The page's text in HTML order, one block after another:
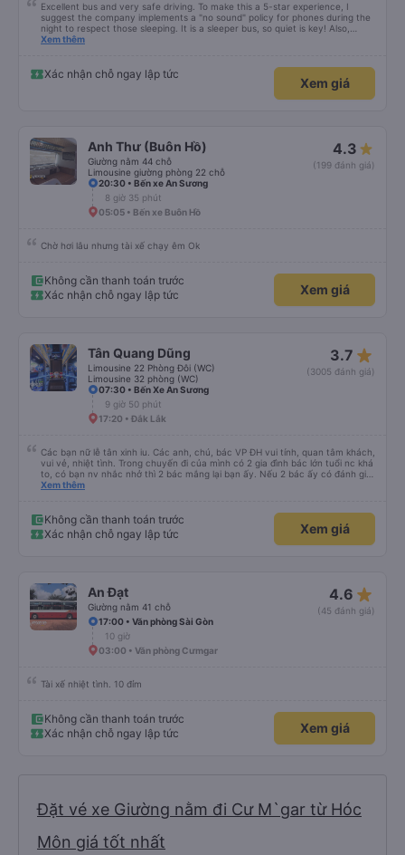
Excellent bus and very safe driving. To make this a 5-star experience, I
suggest the company implements a "no sound" policy for phones during the
night to respect those sleeping. It is a sleeper bus, so quiet is key! Also,
please display the Wi-Fi password clearly inside the cabin for convenience. I
quy định rõ ràng về việc giữ im lặng (tắt âm thanh điện thoại) vào ban đêm
để tránh làm phiền hành khách khác ngủ. Ngoài ra, nhà xe nên dán sẵn mật
khẩu Wi-Fi trong xe để hành khách dễ dàng sử dụng. Tôi vẫn sẽ tiếp tục ủng
Xem thêm
Xác nhận chỗ ngay lập tức
Xem giá
Anh Thư (Buôn Hồ)
Giường nằm 44 chỗ
Limousine giường phòng 22 chỗ
4.3
(199 đánh giá)
20:30 • Bến xe An Sương
8 giờ 35 phút
05:05 • Bến xe Buôn Hồ
Chờ hơi lâu nhưng tài xế chạy êm Ok
Không cần thanh toán trước
Xác nhận chỗ ngay lập tức
Xem giá
Tân Quang Dũng
Limousine 22 Phòng Đôi (WC)
Limousine 32 phòng (WC)
3.7 star_rate
(3005 đánh giá)
07:30 • Bến Xe An Sương
9 giờ 50 phút
17:20 • Đắk Lắk
Các bạn nữ lễ tân xinh iu. Các anh, chú, bác VP ĐH vui tính, quan tâm khách,
vui vẻ, nhiệt tình. Trong chuyến đi của mình có 2 gia đình bác lớn tuổi nc khá
to, có bạn nv nhắc nhở thì 2 bác mắng lại bạn ấy. Nếu 2 bác ấy có đánh giá
xấu thì mình ngược lại nha. Bạn ấy nhắc nhở rất đúng. 2 bác nói rất to. To
bạn ấy nha. Nếu bạn ấy bị trừ thì bảo bạn ấy liên hệ sđt của mình, mình hỗ
trợ ạ. Số mình đuôi 666, chuyến ĐH-NT ngày 16/1. À các bạn nữ lễ tân xinh
iu còn đổi cho mình phòng đơn sang đôi xong còn note là (một mình) yêu
Xem thêm
Không cần thanh toán trước
Xác nhận chỗ ngay lập tức
Xem giá
An Đạt
Giường nằm 41 chỗ
4.6 star_rate
(45 đánh giá)
17:00 • Văn phòng Sài Gòn
10 giờ
03:00 • Văn phòng Cưmgar
Tài xế nhiệt tình. 10 đỉm
Không cần thanh toán trước
Xác nhận chỗ ngay lập tức
Xem giá
Đặt vé xe Giường nằm đi Cư M`gar từ Hóc
Môn giá tốt nhất